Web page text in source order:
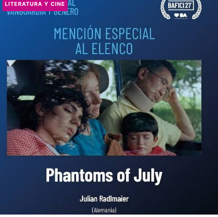
LITERATURA Y CINE